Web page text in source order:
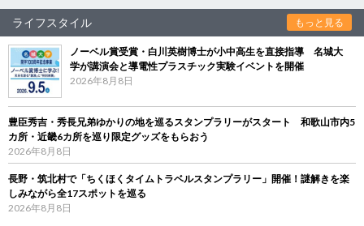
ライフスタイル もっと見る
ノーベル賞受賞・白川英樹博士が小中高生を直接指導 名城大
学が講演会と導電性プラスチック実験イベントを開催
2026年8月8日
豊臣秀吉・秀長兄弟ゆかりの地を巡るスタンプラリーがスタート 和歌山市内5
カ所・近畿6カ所を巡り限定グッズをもらおう
2026年8月8日
長野・筑北村で「ちくほくタイムトラベルスタンプラリー」開催！謎解きを楽
しみながら全17スポットを巡る
2026年8月8日